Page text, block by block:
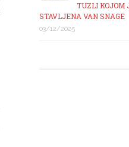
TUZLI KOJOM
STAVLJENA VAN SNAGE
03/12/2025